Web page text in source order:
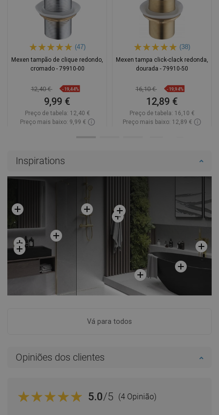
(47)
Mexen tampão de clique redondo,
cromado - 79910-00
12,40 € -19,44%
9,99 €
Preço de tabela: 12,40 €
Preço mais baixo: 9,99 €
(38)
Mexen tampa click-clack redonda,
dourada - 79910-50
16,10 € -19,94%
12,89 €
Preço de tabela: 16,10 €
Preço mais baixo: 12,89 €
Inspirations
Vá para todos
Opiniões dos clientes
5.0/5 (4 Opinião)